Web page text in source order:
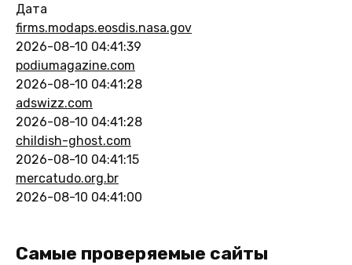
Дата
firms.modaps.eosdis.nasa.gov
2026-08-10 04:41:39
podiumagazine.com
2026-08-10 04:41:28
adswizz.com
2026-08-10 04:41:28
childish-ghost.com
2026-08-10 04:41:15
mercatudo.org.br
2026-08-10 04:41:00
Самые проверяемые сайты